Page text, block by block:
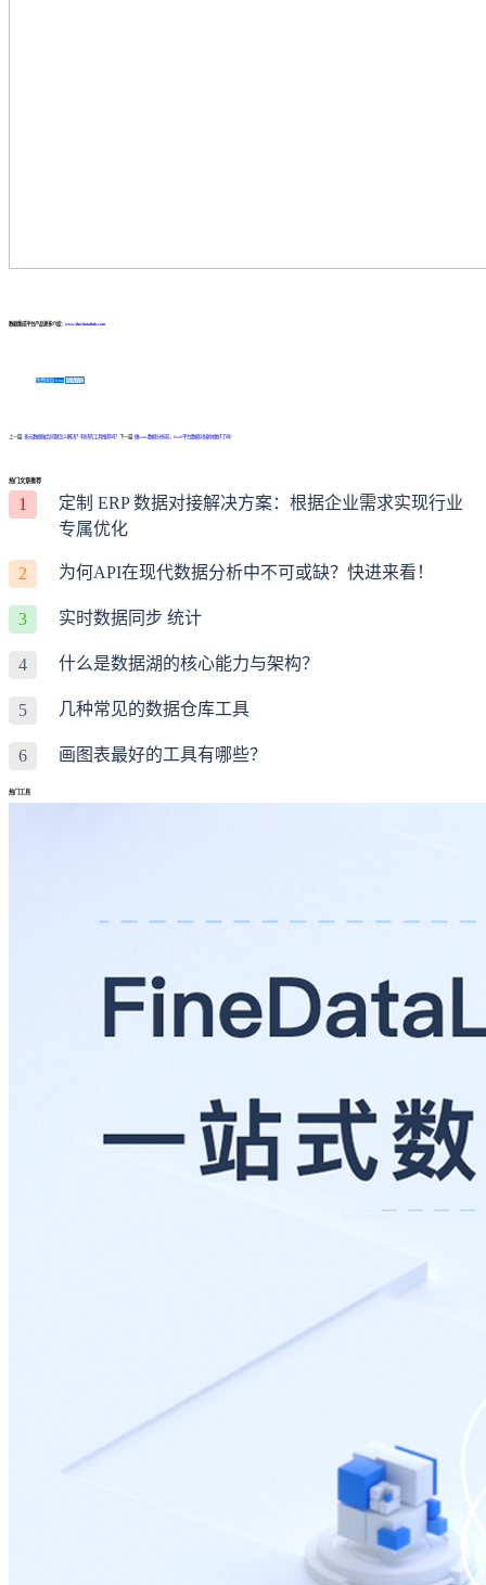
数据集成平台产品更多介绍： www.finedatalink.com
免费体验Demo 咨询方案
上一篇: 多元数据融合问题怎么解决？有好的工具推荐吗？ 下一篇: 做saas数据分析前，SaaS平台数据对接你做好了吗?
热门文章推荐
1
定制 ERP 数据对接解决方案：根据企业需求实现行业
专属优化
2 为何API在现代数据分析中不可或缺？快进来看！
3 实时数据同步 统计
4 什么是数据湖的核心能力与架构？
5 几种常见的数据仓库工具
6 画图表最好的工具有哪些？
热门工具